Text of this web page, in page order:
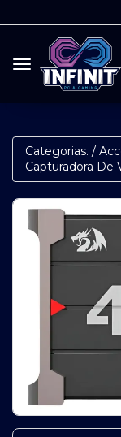
Toggle navigation
Categorias. /
Capturadora De